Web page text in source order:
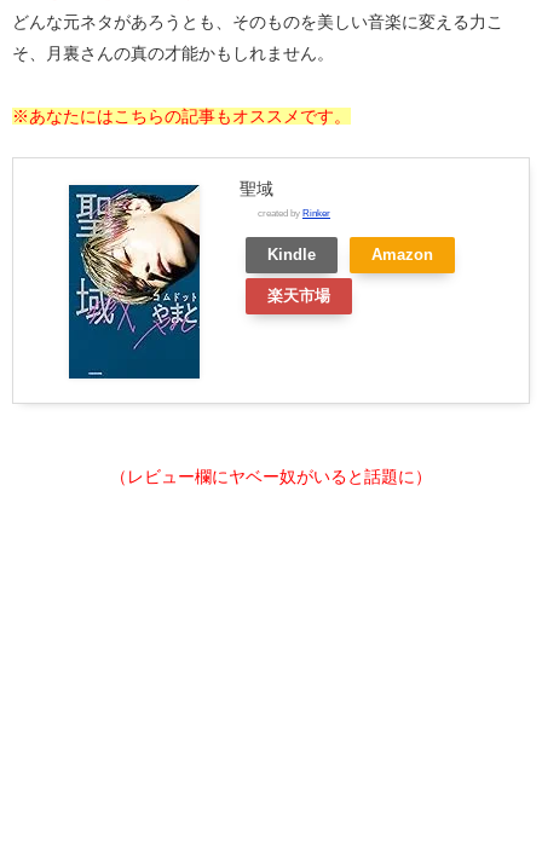
どんな元ネタがあろうとも、そのものを美しい音楽に変える力こ
そ、月裏さんの真の才能かもしれません。
※あなたにはこちらの記事もオススメです。
聖域
created by Rinker
Kindle Amazon
楽天市場
（レビュー欄にヤベー奴がいると話題に）